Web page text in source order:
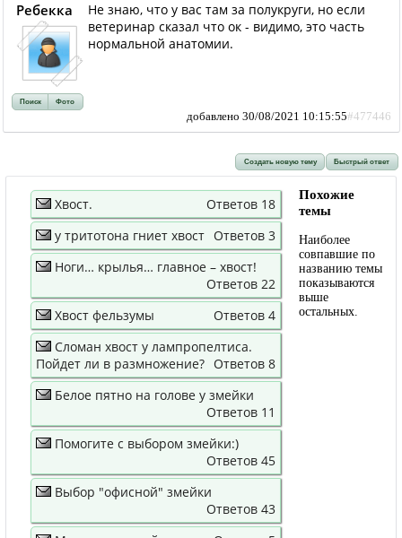
Ребекка
Не знаю, что у вас там за полукруги, но если
ветеринар сказал что ок - видимо, это часть
нормальной анатомии.
Поиск Фото
добавлено 30/08/2021 10:15:55#477446
Создать новую тему Быстрый ответ
Хвост.
Ответов 18
у тритотона гниет хвост Ответов 3
Ноги… крылья… главное – хвост!
Ответов 22
Хвост фельзумы
Ответов 4
Сломан хвост у лампропелтиса.
Пойдет ли в размножение? Ответов 8
Белое пятно на голове у змейки
Ответов 11
Помогите с выбором змейки:)
Ответов 45
Выбор "офисной" змейки
Ответов 43
Похожие
темы
Наиболее
совпавшие по
названию темы
показываются
выше
остальных.